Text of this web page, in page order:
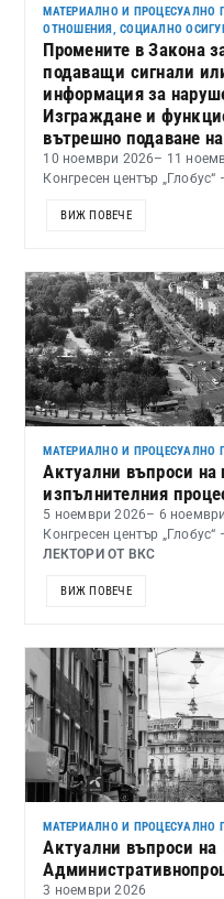
МАТЕРИАЛНО И ПРОЦЕСУАЛНО
ОТНОШЕНИЯ, СОЦИАЛНО
Промените в Закона
подаващи сигнали
информация за
Изграждане и
вътрешно подаване
10 ноември 2026– 11
Конгресен център
ВИЖ ПОВЕЧЕ
МАТЕРИАЛНО И ПРОЦЕСУАЛНО
Актуални въпроси на
изпълнителния
5 ноември 2026– 6
Конгресен център
ЛЕКТОРИ ОТ ВКС
ВИЖ ПОВЕЧЕ
МАТЕРИАЛНО И ПРОЦЕСУАЛНО
Актуални въпроси на
3 ноември 2026